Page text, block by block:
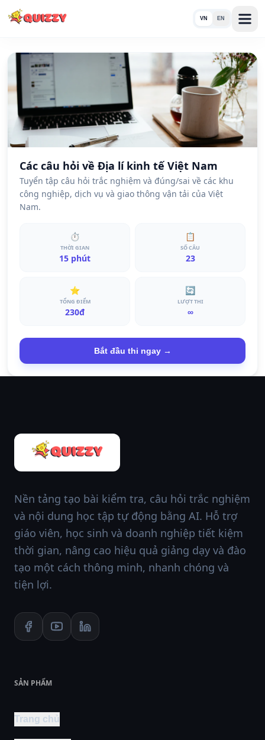
VN EN
Các câu hỏi về Địa lí kinh tế Việt Nam
Tuyển tập câu hỏi trắc nghiệm và đúng/sai về các khu
công nghiệp, dịch vụ và giao thông vận tải của Việt
Nam.
⏱
THỜI GIAN
15 phút
📋
SỐ CÂU
23
⭐
TỔNG ĐIỂM
230đ
🔄
LƯỢT THI
∞
Bắt đầu thi ngay →
Nền tảng tạo bài kiểm tra, câu hỏi trắc nghiệm
và nội dung học tập tự động bằng AI. Hỗ trợ
giáo viên, học sinh và doanh nghiệp tiết kiệm
thời gian, nâng cao hiệu quả giảng dạy và đào
tạo một cách thông minh, nhanh chóng và
tiện lợi.
SẢN PHẨM
Trang chủ